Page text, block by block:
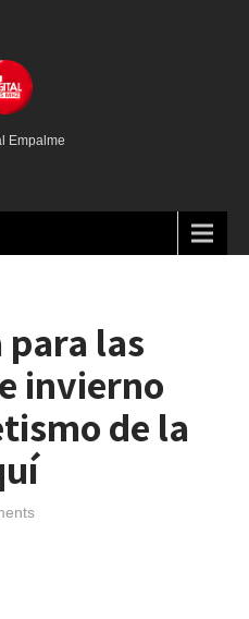
Empalme
las
invierno
de la